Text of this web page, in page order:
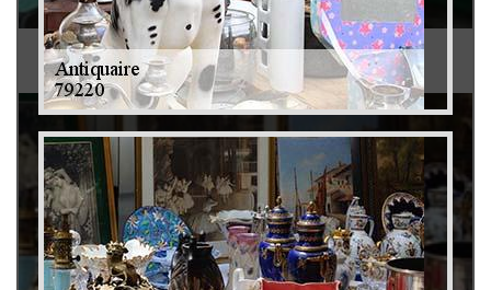
Débarras de grenier et cave 79